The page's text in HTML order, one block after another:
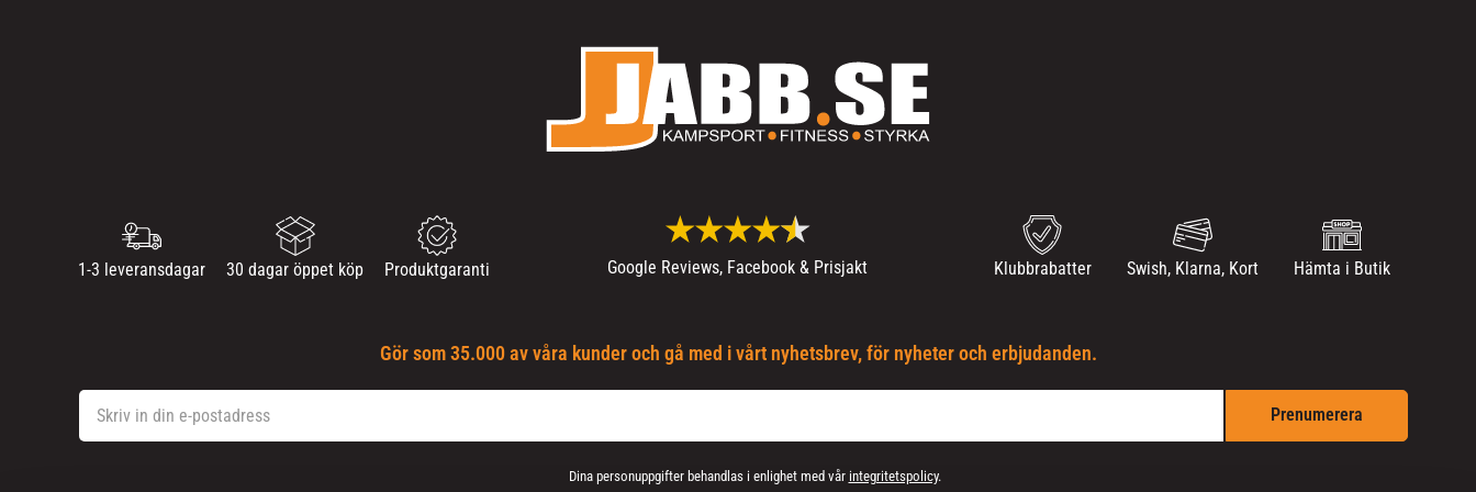
1-3 leveransdagar 30 dagar öppet köp Produktgaranti Google Reviews, Facebook & Prisjakt Klubbrabatter Swish, Klarna, Kort Hämta i Butik
Gör som 35.000 av våra kunder och gå med i vårt nyhetsbrev, för nyheter och erbjudanden.
Prenumerera
Dina personuppgifter behandlas i enlighet med vår integritetspolicy.